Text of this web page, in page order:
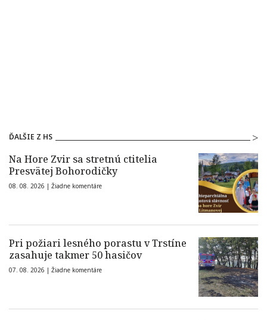
ĎALŠIE Z HS
Na Hore Zvir sa stretnú ctitelia
Presvätej Bohorodičky
08. 08. 2026 | Žiadne komentáre
Pri požiari lesného porastu v Trstíne
zasahuje takmer 50 hasičov
07. 08. 2026 | Žiadne komentáre